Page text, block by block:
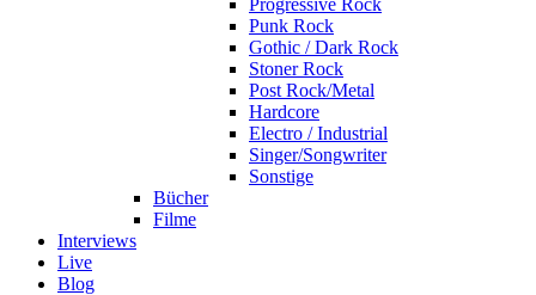
Progressive Rock
Punk Rock
Gothic / Dark Rock
Stoner Rock
Post Rock/Metal
Hardcore
Electro / Industrial
Singer/Songwriter
Sonstige
Bücher
Filme
Interviews
Live
Blog